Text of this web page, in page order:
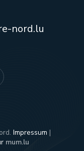
nord.lu
Impressum |
mum.lu